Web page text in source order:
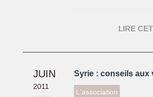
LIRE
JUIN
2011
Syrie : conseils aux
L'association